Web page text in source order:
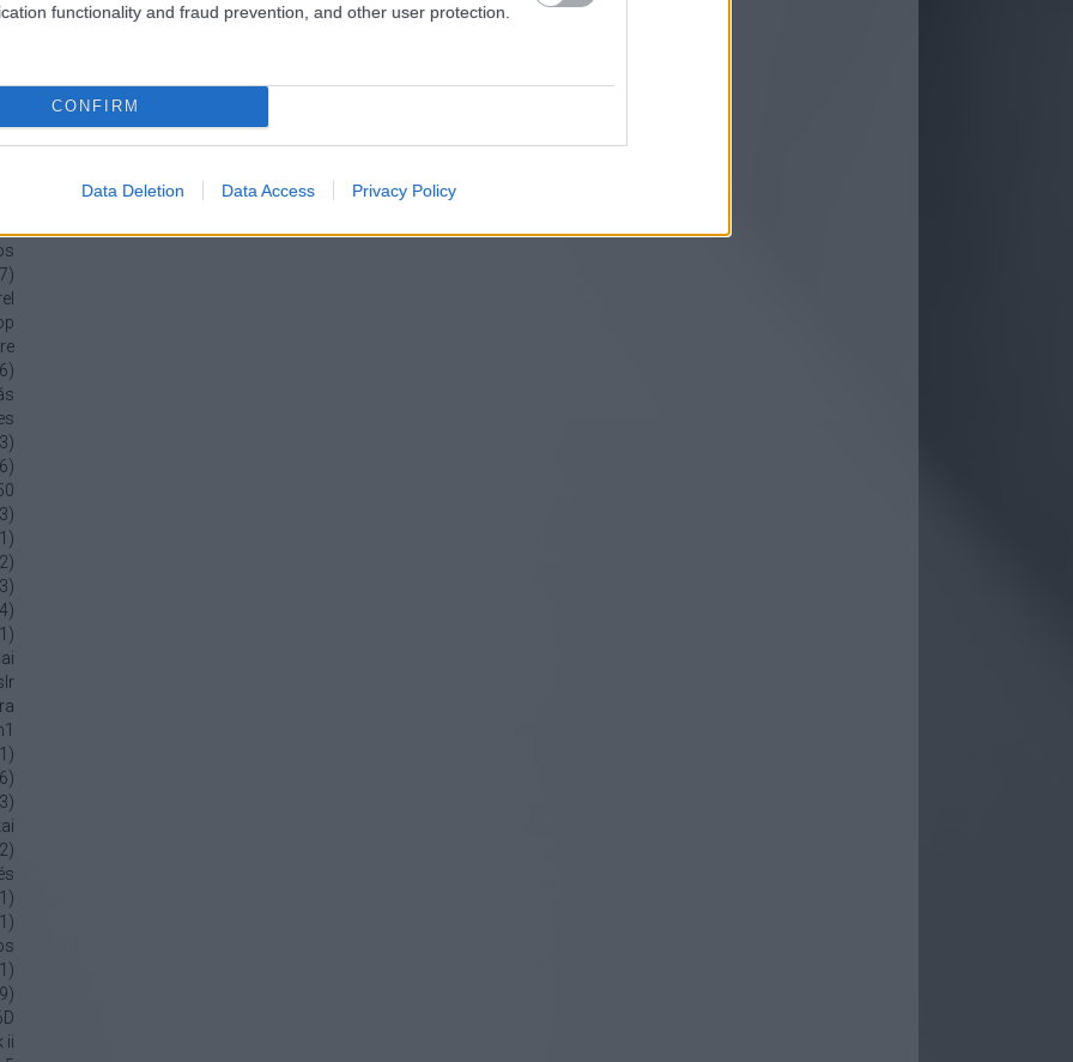
functionality and fraud prevention, and other user protection.
CONFIRM
Data Deletion Data Access Privacy Policy
)
)
7)
)
3)
6)
3)
1 )
2)
3)
4)
1 )
1 )
)
3)
2)
)
1 )
1 )
9)
ii